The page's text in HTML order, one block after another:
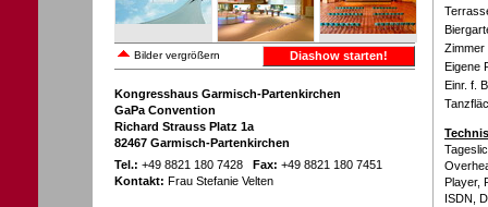
Bilder vergrößern Diashow starten!
Kongresshaus Garmisch-Partenkirchen
GaPa Convention
Richard Strauss Platz 1a
82467 Garmisch-Partenkirchen
Tel.: +49 8821 180 7428 Fax: +49 8821 180 7451
Kontakt: Frau Stefanie Velten
Zimmer
Eigene
Einr. f.
Player,
ISDN,